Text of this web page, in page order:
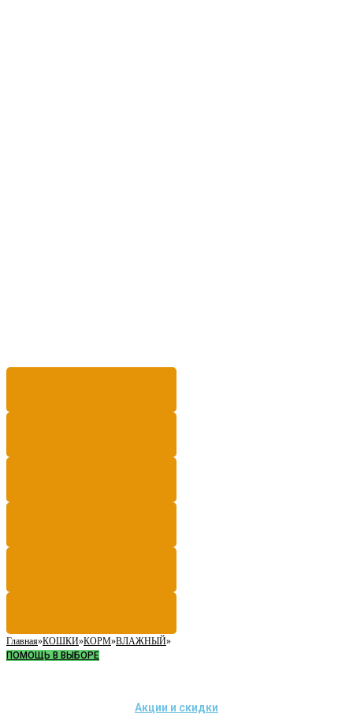
Главная»КОШКИ»КОРМ»ВЛАЖНЫЙ»
ПОМОЩЬ В ВЫБОРЕ
Акции и скидки